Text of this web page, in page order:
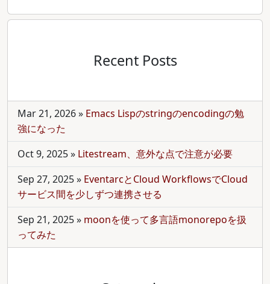
Recent Posts
Mar 21, 2026» Emacs Lispのstringのencodingの勉
強になった
Oct 9, 2025» Litestream、意外な点で注意が必要
Sep 27, 2025» EventarcとCloud WorkflowsでCloud
サービス間を少しずつ連携させる
Sep 21, 2025» moonを使って多言語monorepoを扱
ってみた